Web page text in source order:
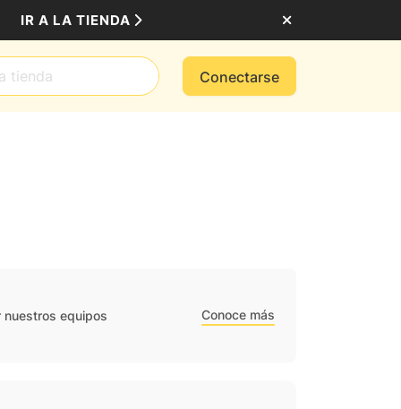
IR A LA TIENDA
Conectarse
equipos Conoce más